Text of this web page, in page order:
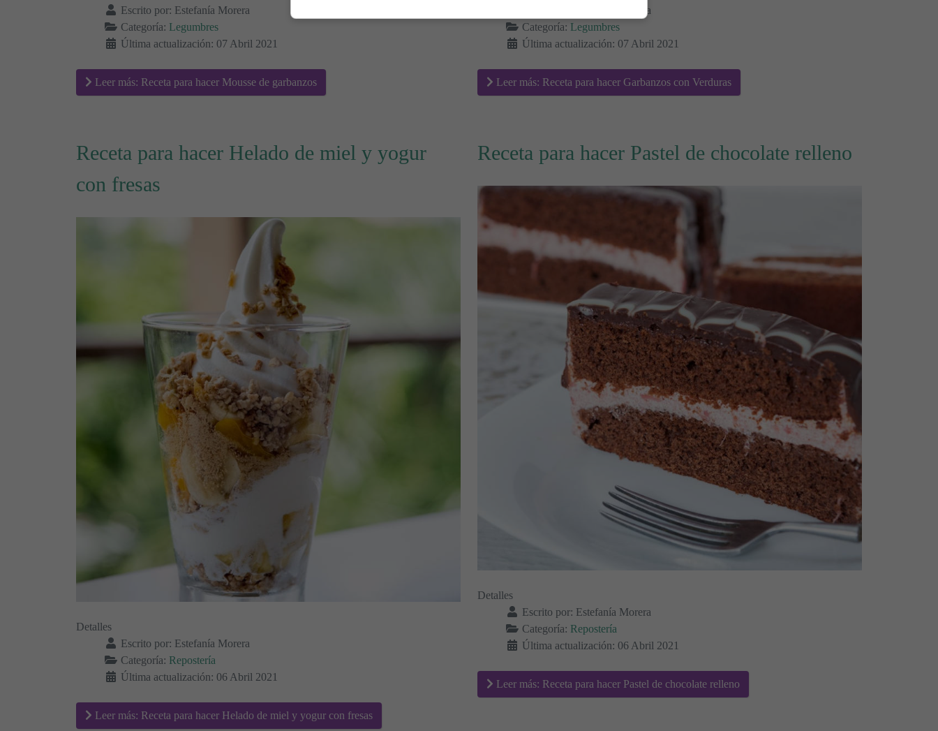
Escrito por: Estefanía Morera
Categoría: Legumbres
Última actualización: 07 Abril 2021
Leer más: Receta para hacer Mousse de garbanzos
Estefanía Morera
Categoría: Legumbres
Última actualización: 07 Abril 2021
Leer más: Receta para hacer Garbanzos con Verduras
Receta para hacer Helado de miel y yogur
con fresas
Detalles
Escrito por: Estefanía Morera
Categoría: Repostería
Última actualización: 06 Abril 2021
Leer más: Receta para hacer Helado de miel y yogur con fresas
Receta para hacer Pastel de chocolate relleno
Detalles
Escrito por: Estefanía Morera
Categoría: Repostería
Última actualización: 06 Abril 2021
Leer más: Receta para hacer Pastel de chocolate relleno